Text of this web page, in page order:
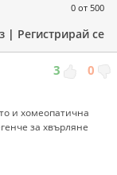
0 от 500
| Регистрирай се
3 0
и хомеопатична
за хвърляне